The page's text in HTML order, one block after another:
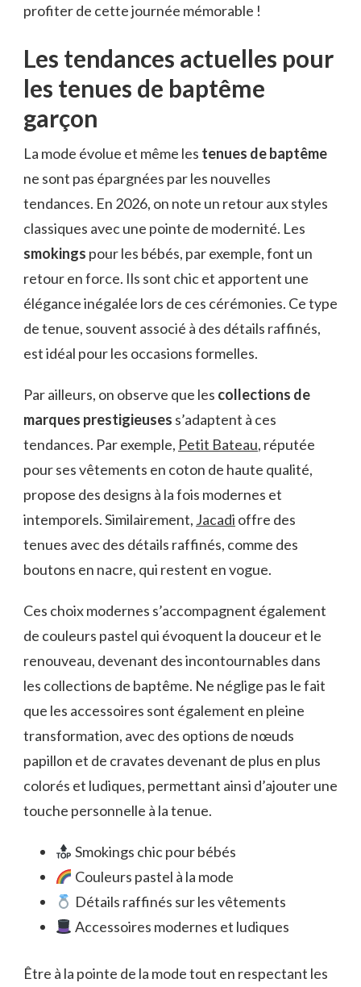
profiter de cette journée mémorable !
Les tendances actuelles pour
les tenues de baptême
garçon
La mode évolue et même les tenues de baptême
ne sont pas épargnées par les nouvelles
tendances. En 2026, on note un retour aux styles
classiques avec une pointe de modernité. Les
smokings pour les bébés, par exemple, font un
retour en force. Ils sont chic et apportent une
élégance inégalée lors de ces cérémonies. Ce type
de tenue, souvent associé à des détails raffinés,
est idéal pour les occasions formelles.
Par ailleurs, on observe que les collections de
marques prestigieuses s’adaptent à ces
tendances. Par exemple, Petit Bateau, réputée
pour ses vêtements en coton de haute qualité,
propose des designs à la fois modernes et
intemporels. Similairement, Jacadi offre des
tenues avec des détails raffinés, comme des
boutons en nacre, qui restent en vogue.
Ces choix modernes s’accompagnent également
de couleurs pastel qui évoquent la douceur et le
renouveau, devenant des incontournables dans
les collections de baptême. Ne néglige pas le fait
que les accessoires sont également en pleine
transformation, avec des options de nœuds
papillon et de cravates devenant de plus en plus
colorés et ludiques, permettant ainsi d’ajouter une
touche personnelle à la tenue.
Smokings chic pour bébés
Couleurs pastel à la mode
Détails raffinés sur les vêtements
Accessoires modernes et ludiques
Être à la pointe de la mode tout en respectant les